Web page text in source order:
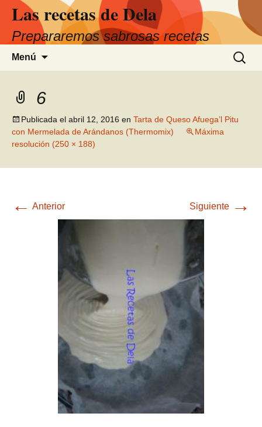
contenido
Las recetas de Dela
Prepararemos sabrosas recetas
Menú
Buscar:
6
Publicada el abril 12, 2016 en Tarta de Queso Afuega’l Pitu
con Mermelada de Arándanos (Thermomix)
Máxima
resolución (250 × 188)
← Anterior Siguiente →